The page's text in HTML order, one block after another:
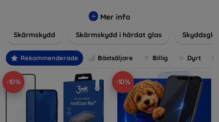
säkerhet och förlänger skärmarnas livslängd. Härdat glas
mindre skador samtidigt som de minimerar fingeravtryck.
vardagens fallgropar. Vårt sortiment omfattar produkter
som är kompatibla med en mängd olika märken och
modeller, vilket säkerställer att varje kund hittar det
perfekta skyddet för sin enhet.
Mer info
Skärmskydd Skärmskydd i härdat glas
Rekommenderade Bästsäljare Billig Dyrt
-10% -10%